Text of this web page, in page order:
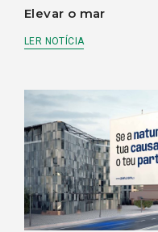
Elevar o mar
LER NOTÍCIA